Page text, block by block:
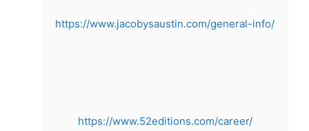
https://www.jacobysaustin.com/general-info/
https://www.52editions.com/career/